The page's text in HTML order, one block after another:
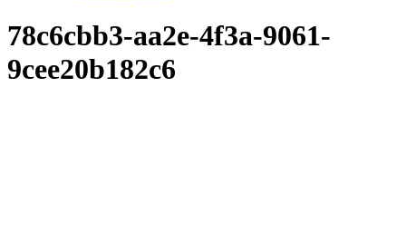
78c6cbb3-aa2e-4f3a-9061-
9cee20b182c6